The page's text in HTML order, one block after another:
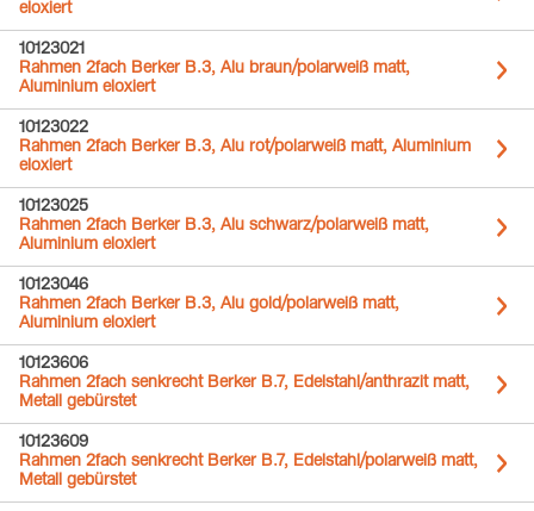
eloxiert
10123021
Rahmen 2fach Berker B.3, Alu braun/polarweiß matt,
Aluminium eloxiert
10123022
Rahmen 2fach Berker B.3, Alu rot/polarweiß matt, Aluminium
eloxiert
10123025
Rahmen 2fach Berker B.3, Alu schwarz/polarweiß matt,
Aluminium eloxiert
10123046
Rahmen 2fach Berker B.3, Alu gold/polarweiß matt,
Aluminium eloxiert
10123606
Rahmen 2fach senkrecht Berker B.7, Edelstahl/anthrazit matt,
Metall gebürstet
10123609
Rahmen 2fach senkrecht Berker B.7, Edelstahl/polarweiß matt,
Metall gebürstet